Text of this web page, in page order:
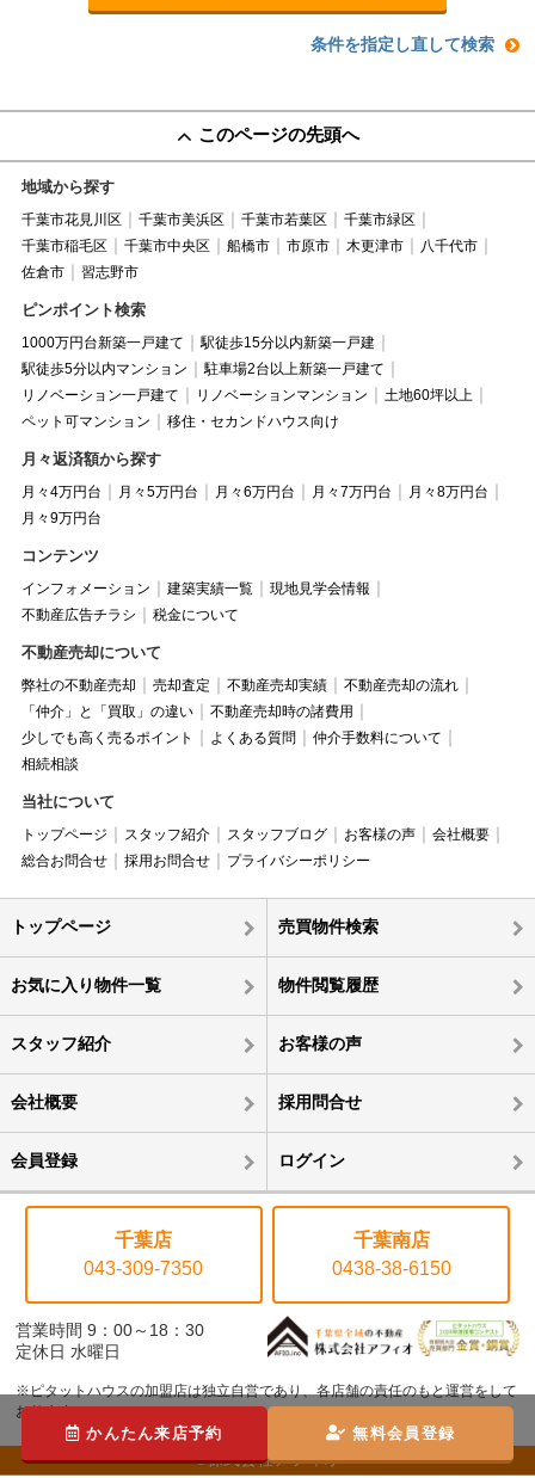
条件を指定し直して検索
このページの先頭へ
地域から探す
千葉市花見川区 千葉市美浜区 千葉市若葉区
千葉市緑区
千葉市稲毛区
千葉市中央区 船橋市 市原市 木更津市
八千代市
佐倉市
習志野市
ピンポイント検索
1000万円台新築一戸建て
駅徒歩15分以内新築一戸建
駅徒歩5分以内マンション
駐車場2台以上新築一戸建て
リノベーション一戸建て
リノベーションマンション
土地60坪以上
ペット可マンション
移住・セカンドハウス向け
月々返済額から探す
月々4万円台 月々5万円台 月々6万円台 月々7万円台
月々8万円台
月々9万円台
コンテンツ
インフォメーション 建築実績一覧
現地見学会情報
不動産広告チラシ
税金について
不動産売却について
弊社の不動産売却 売却査定 不動産売却実績
不動産売却の流れ
「仲介」と「買取」の違い
不動産売却時の諸費用
少しでも高く売るポイント
よくある質問
仲介手数料について
相続相談
当社について
トップページ スタッフ紹介 スタッフブログ お客様の声
会社概要
総合お問合せ
採用お問合せ プライバシーポリシー
トップページ 売買物件検索
お気に入り物件一覧 物件閲覧履歴
スタッフ紹介 お客様の声
会社概要 採用問合せ
会員登録 ログイン
千葉店
043-309-7350
千葉南店
0438-38-6150
営業時間 9：00～18：30
定休日 水曜日
※ピタットハウスの加盟店は独立自営であり、各店舗の責任のもと運営をして
おります。
©株式会社アフィオ
かんたん来店予約 無料会員登録